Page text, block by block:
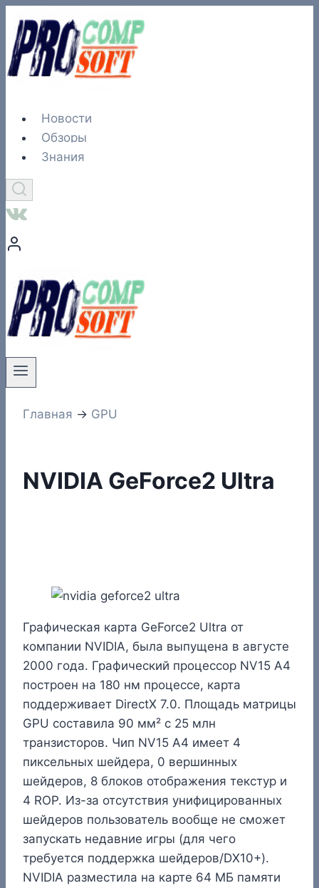
Перейти
содержимому
Новости
Обзоры
Знания
Главная → GPU
NVIDIA GeForce2 Ultra
Графическая карта GeForce2 Ultra от
компании NVIDIA, была выпущена в августе
2000 года. Графический процессор NV15 A4
построен на 180 нм процессе, карта
поддерживает DirectX 7.0. Площадь матрицы
GPU составила 90 мм² с 25 млн
транзисторов. Чип NV15 A4 имеет 4
пиксельных шейдера, 0 вершинных
шейдеров, 8 блоков отображения текстур и
4 ROP. Из-за отсутствия унифицированных
шейдеров пользователь вообще не сможет
запускать недавние игры (для чего
требуется поддержка шейдеров/DX10+).
NVIDIA разместила на карте 64 МБ памяти